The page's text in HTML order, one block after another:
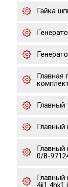
Гайка
Главная
Главный
Главный
Главный
0/8-
Главный
4jj1 4hk1